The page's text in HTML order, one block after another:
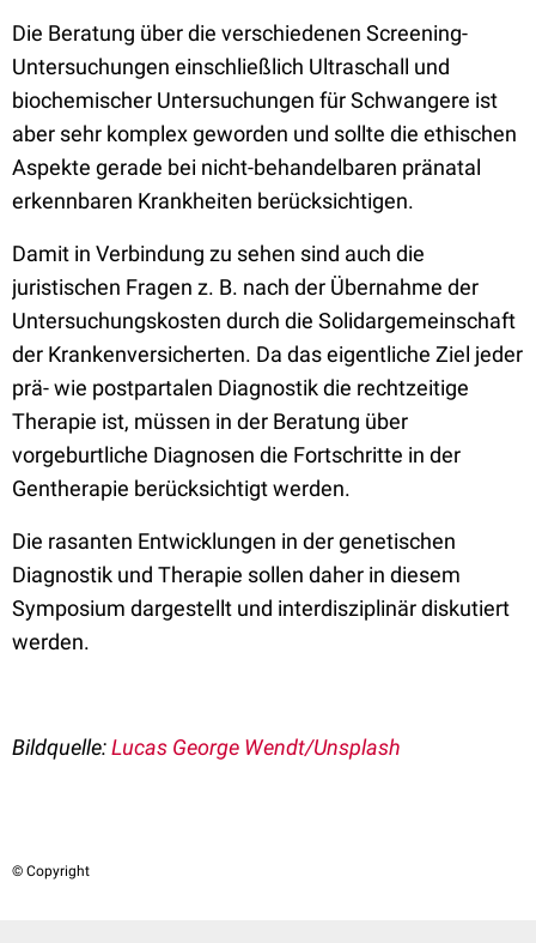
Die Beratung über die verschiedenen Screening-
Untersuchungen einschließlich Ultraschall und
biochemischer Untersuchungen für Schwangere ist
aber sehr komplex geworden und sollte die ethischen
Aspekte gerade bei nicht-behandelbaren pränatal
erkennbaren Krankheiten berücksichtigen.
Damit in Verbindung zu sehen sind auch die
juristischen Fragen z. B. nach der Übernahme der
Untersuchungskosten durch die Solidargemeinschaft
der Krankenversicherten. Da das eigentliche Ziel jeder
prä- wie postpartalen Diagnostik die rechtzeitige
Therapie ist, müssen in der Beratung über
vorgeburtliche Diagnosen die Fortschritte in der
Gentherapie berücksichtigt werden.
Die rasanten Entwicklungen in der genetischen
Diagnostik und Therapie sollen daher in diesem
Symposium dargestellt und interdisziplinär diskutiert
werden.
Bildquelle:Lucas George Wendt/Unsplash
© Copyright